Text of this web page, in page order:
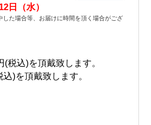
日（水）
た場合等、お届けに時間を頂く場合がござ
(税込)を頂戴致します。
)を頂戴致します。